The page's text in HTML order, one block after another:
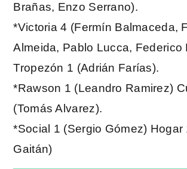
Brañas, Enzo Serrano).
*Victoria 4 (Fermín Balmaceda,
Almeida, Pablo Lucca, Federico
Tropezón 1 (Adrián Farías).
*Rawson 1 (Leandro Ramirez)
(Tomás Alvarez).
*Social 1 (Sergio Gómez) Hogar
Gaitán)